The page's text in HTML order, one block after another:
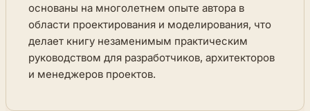
основаны на многолетнем опыте автора в
области проектирования и моделирования, что
делает книгу незаменимым практическим
руководством для разработчиков, архитекторов
и менеджеров проектов.